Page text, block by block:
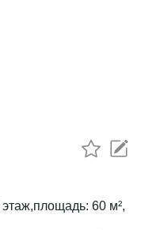
этаж,площадь: 60 м²,